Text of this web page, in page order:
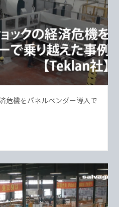
危機をパネルベンダー導入で